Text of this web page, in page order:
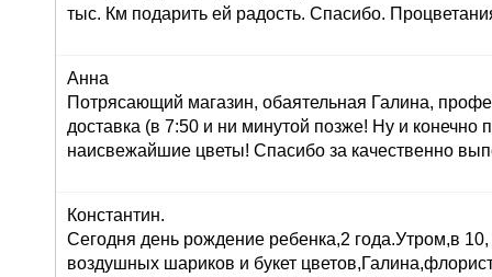
тыс. Км подарить ей радость. Спасибо.
Анна
Потрясающий магазин, обаятельная Галина,
доставка (в 7:50 и ни минутой позже! Ну и конечно
наисвежайшие цветы! Спасибо за качественно
Константин.
Сегодня день рождение ребенка,2 года.Утром,в 10,
воздушных шариков и букет